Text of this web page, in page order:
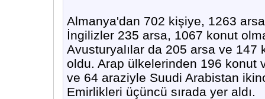
Almanya'dan 702 kişiye, 1263 arsa
İngilizler 235 arsa, 1067 konut
Avusturyalılar da 205 arsa ve 147
oldu. Arap ülkelerinden 196 konut
ve 64 araziyle Suudi Arabistan
Emirlikleri üçüncü sırada yer aldı.